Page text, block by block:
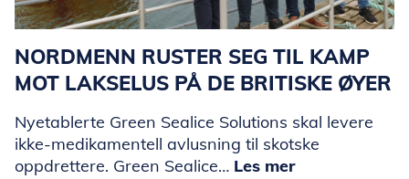
NORDMENN RUSTER SEG TIL KAMP
MOT LAKSELUS PÅ DE BRITISKE ØYER
Nyetablerte Green Sealice Solutions skal levere
ikke-medikamentell avlusning til skotske
oppdrettere. Green Sealice… Les mer